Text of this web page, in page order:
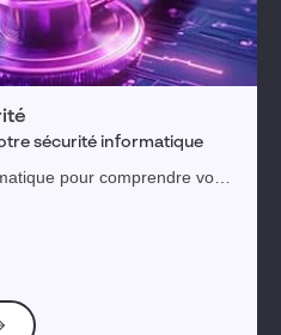
sécurité informatique
pour comprendre vos